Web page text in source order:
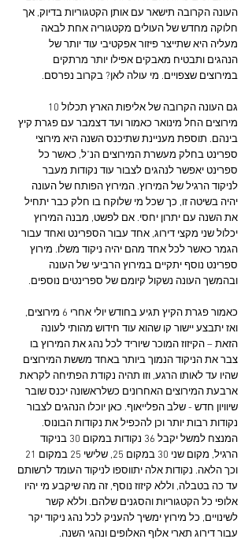
העונה הקרובה תישאר עם אותן הקטגוריות בדיוק, אך
חלוקה מחדש של העולים מקטגוריה אחת לבאה
מעליה היא שתייצר פיזור אפקטיבי עוד יותר של
הנהגים ותבטיח מאבקים אפילו יותר מרתקים
במירוצים שצפויים. מי עולה לאן? בקרוב נפרסם.
מירוצים החל מינואר כאמור ועד דצמבר עם פגרת קיץ
בינהם. תוספת מעניינת שתיכנס השנה היא מירוצי
ספרינט בחלק מעשרת המירוצים הנ"ל, כאשר כל
ספרינט יאפשר לנהגים לצבור עוד נקודות מעבר
לניקוד הרגיל של המירוץ. המירוץ הפותח של העונה
יהיה בשיטה זו, כך שכל מי שלוקח בו חלק כבר יתחיל
את השנה עם יתרון יחסי. אם לפשט, מבנה המירוץ
יכלול שני מקצי דירוג, אחד עבור הספרינט ואחד עבור
הגמר כאשר לכל אחד מהם יהיה ניקוד משלו. מירוץ
ספרינט נוסף יתקיים במירוץ הרביעי של העונה
ובהמשך העונה נשקול קיומם של ספרינטים נוספים.
כאמור פגרת הקיץ תגיע בחודש יולי אחרי 6 מירוצים,
ואז יתבצע יישור קו שהוא עוד חידוש מהותי לעונה
הזאת – הקיזוז המוכר שיוריד לכל נהג את המירוץ בו
צבר את הניקוד הנמוך ביותר באחד מששת המירוצים
שהיו עד לאותו הרגע, וזו תהיה נקודת הפתיחה לקראת
ארבעת המירוצים האחרונים כשלראשונה יכנס שובר
שיוויון חדש - שלב הפלייאוף. כאן יוכלו הנהגים לצבור
נקודות רבות יותר וכן להכפיל את נקודות הבונוס.
המנצח למשל יקבל 36 נקודות במקום 30 בניקוד
וכך הלאה. נקודות אלה יתווספו לניקוד העומד לרשותם
עד כה בטבלה, וללא קיזוז נוסף, זה מה שיקבע מי יהיו
אלופי כל הקטגוריות והסגנים שלהם. וללא קשר
לשינויים, כל מירוץ ימשיך להעניק לכל נהג ניקוד יקר
עבור דירוג תארי אלוף האלופים ונהגי השנה.